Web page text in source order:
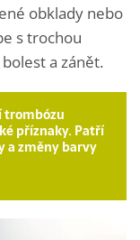
obklady nebo
s trochou
a zánět.
trombózu
příznaky. Patří
a změny barvy